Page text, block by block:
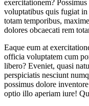
exercitationem?
voluptatibus quis fugiat in
totam temporibus,
dolores obcaecati rem
Eaque eum at
officia voluptatem cum
libero? Eveniet, quasi
perspiciatis nesciunt
possimus dolore
optio illo aperiam iure!